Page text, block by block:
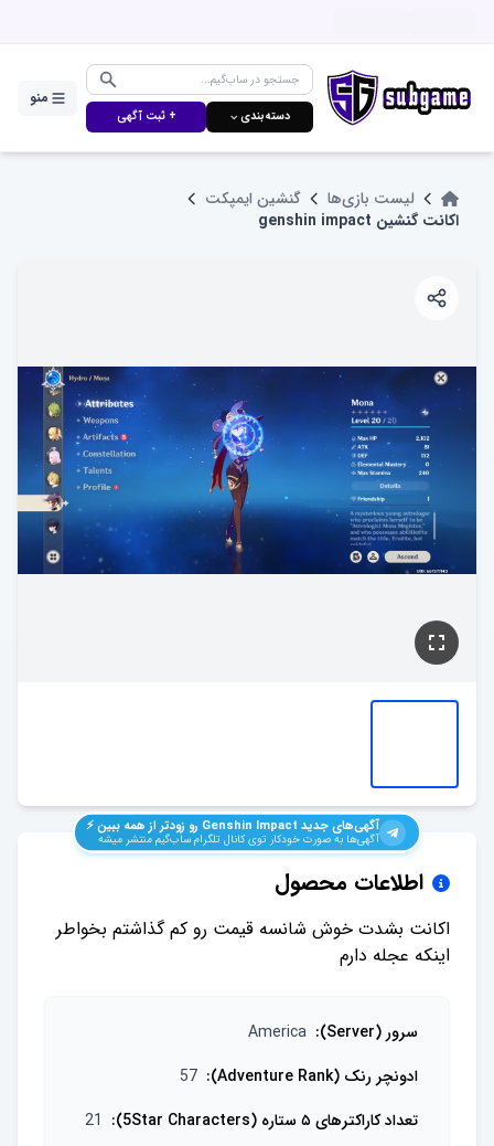
دسته‌بندی ⌵ + ثبت آگهی
منو
لیست بازی‌ها
گنشین ایمپکت
اکانت گنشین genshin impact
آگهی‌های جدید Genshin Impact رو زودتر از همه ببین ⚡️
آگهی‌ها به صورت خودکار توی کانال تلگرام ساب‌گیم منتشر میشه
اطلاعات محصول
اکانت بشدت خوش شانسه قیمت رو کم گذاشتم بخواطر
اینکه عجله دارم
سرور (Server) :
America
ادونچر رنک (Adventure Rank)
:
57
تعداد کاراکترهای ۵ ستاره (5Star Characters)
:
21